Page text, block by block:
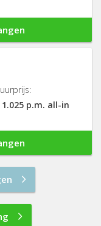
1.025 p.m. all-in